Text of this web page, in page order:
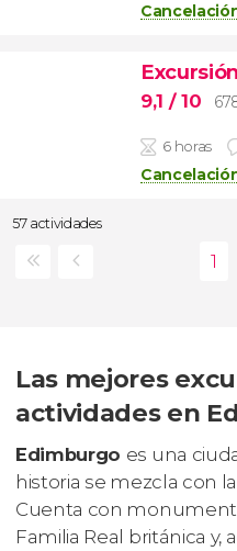
9,1 / 10
6 horas
57 actividades
Las mejores
actividades en
Edimburgo es una
historia se mezcla con
Cuenta con
Familia Real británica